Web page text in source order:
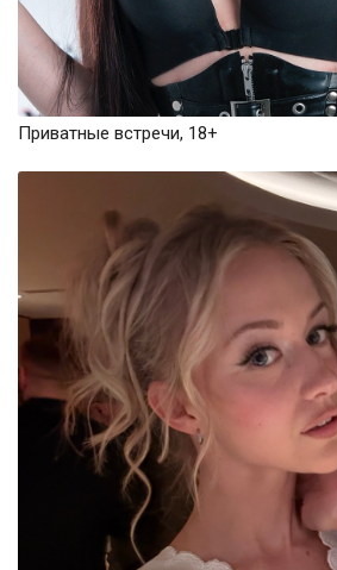
Приватные встречи, 18+